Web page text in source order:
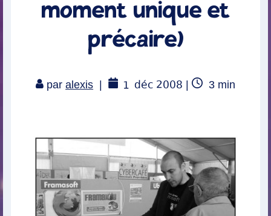
moment unique et
précaire)
paralexis 1 déc 2008
Temps
3min